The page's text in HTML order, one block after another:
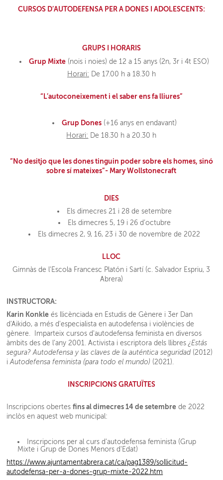
CURSOS D’AUTODEFENSA PER A DONES I ADOLESCENTS:
GRUPS I HORARIS
Grup Mixte (nois i noies) de 12 a 15 anys (2n, 3r i 4t ESO)
Horari: De 17.00 h a 18.30 h
“L’autoconeixement i el saber ens fa lliures”
Grup Dones(+16 anys en endavant)
Horari: De 18.30 h a 20.30 h
“No desitjo que les dones tinguin poder sobre els homes, sinó
sobre sí mateixes”- Mary Wollstonecraft
DIES
Els dimecres 21 i 28 de setembre
Els dimecres 5, 19 i 26 d’octubre
Els dimecres 2, 9, 16, 23 i 30 de novembre de 2022
LLOC
Gimnàs de l'Escola Francesc Platón i Sartí (c. Salvador Espriu, 3
Abrera)
INSTRUCTORA:
Karin Konkle és llicènciada en Estudis de Gènere i 3er Dan
d'Aikido, a més d'especialista en autodefensa i violències de
gènere. Imparteix cursos d'autodefensa feminista en diversos
àmbits des de l’any 2001. Activista i escriptora dels llibres¿Estás
segura? Autodefensa y las claves de la auténtica seguridad (2012)
iAutodefensa feminista (para todo el mundo) (2021).
INSCRIPCIONS GRATUÏTES
Inscripcions obertesfins al dimecres 14 de setembre de 2022
inclòs en aquest web municipal:
Inscripcions per al curs d'autodefensa feminista (Grup
Mixte i Grup de Dones Menors d'Edat)
https://www.ajuntamentabrera.cat/ca/pag1389/sollicitud-
autodefensa-per-a-dones-grup-mixte-2022.htm